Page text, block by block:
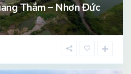
Thắm – Nhơn Đức